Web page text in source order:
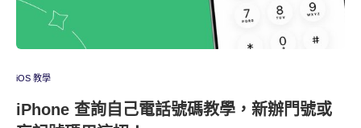
iOS 教學
iPhone 查詢自己電話號碼教學，新辦門號或